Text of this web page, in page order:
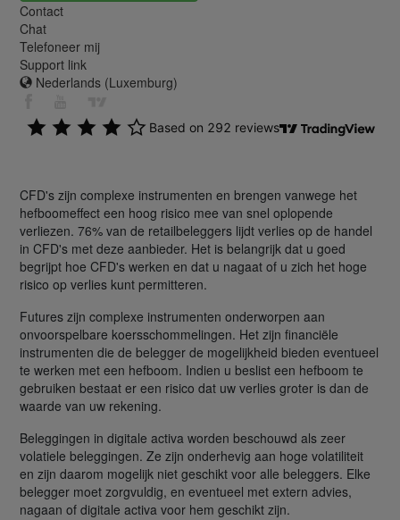
Contact
Chat
Telefoneer mij
Support link
Nederlands (Luxemburg)
CFD's zijn complexe instrumenten en brengen vanwege het
hefboomeffect een hoog risico mee van snel oplopende
verliezen. 76% van de retailbeleggers lijdt verlies op de handel
in CFD's met deze aanbieder. Het is belangrijk dat u goed
begrijpt hoe CFD's werken en dat u nagaat of u zich het hoge
risico op verlies kunt permitteren.
Futures zijn complexe instrumenten onderworpen aan
onvoorspelbare koersschommelingen. Het zijn financiële
instrumenten die de belegger de mogelijkheid bieden eventueel
te werken met een hefboom. Indien u beslist een hefboom te
gebruiken bestaat er een risico dat uw verlies groter is dan de
waarde van uw rekening.
Beleggingen in digitale activa worden beschouwd als zeer
volatiele beleggingen. Ze zijn onderhevig aan hoge volatiliteit
en zijn daarom mogelijk niet geschikt voor alle beleggers. Elke
belegger moet zorgvuldig, en eventueel met extern advies,
nagaan of digitale activa voor hem geschikt zijn.